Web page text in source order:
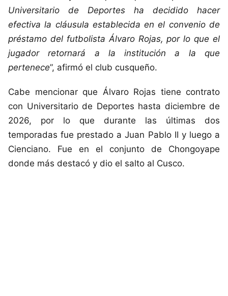
Universitario de Deportes ha decidido hacer
efectiva la cláusula establecida en el convenio de
préstamo del futbolista Álvaro Rojas, por lo que el
jugador retornará a la institución a la que
pertenece”, afirmó el club cusqueño.
Cabe mencionar que Álvaro Rojas tiene contrato
con Universitario de Deportes hasta diciembre de
2026, por lo que durante las últimas dos
temporadas fue prestado a Juan Pablo II y luego a
Cienciano. Fue en el conjunto de Chongoyape
donde más destacó y dio el salto al Cusco.